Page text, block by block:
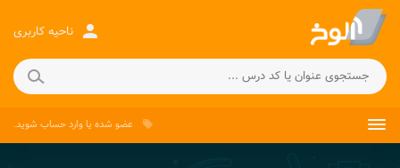
person ناحیه کاربری
local_offer عضو شده یاوارد حساب شوید.